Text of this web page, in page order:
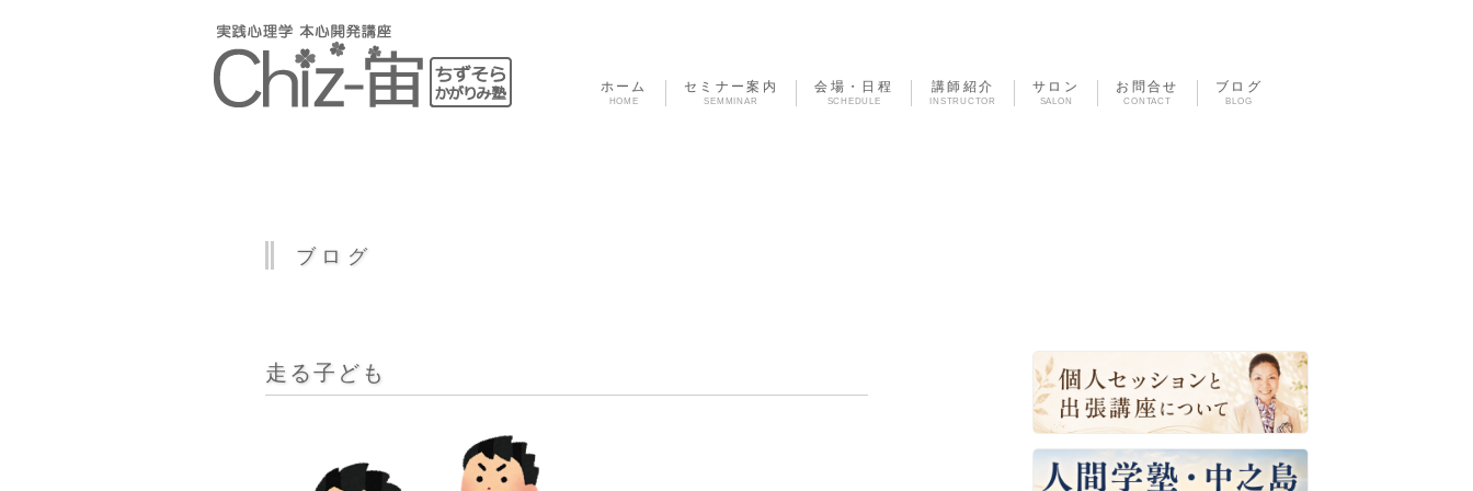
ホーム
HOME
セミナー案内
SEMMINAR
会場・日程
SCHEDULE
講師紹介
INSTRUCTOR
サロン
SALON
お問合せ
CONTACT
ブログ
BLOG
ブログ
走る子ども